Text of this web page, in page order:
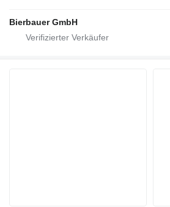
Bierbauer GmbH